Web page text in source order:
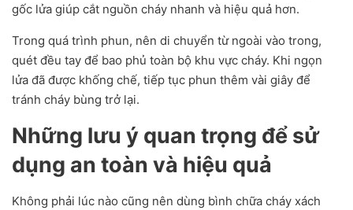
gốc lửa giúp cắt nguồn cháy nhanh và hiệu quả hơn.
Trong quá trình phun, nên di chuyển từ ngoài vào trong,
quét đều tay để bao phủ toàn bộ khu vực cháy. Khi ngọn
lửa đã được khống chế, tiếp tục phun thêm vài giây để
tránh cháy bùng trở lại.
Những lưu ý quan trọng để sử
dụng an toàn và hiệu quả
Không phải lúc nào cũng nên dùng bình chữa cháy xách